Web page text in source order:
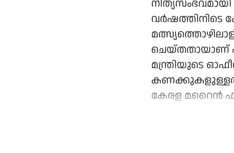
വർഷത്തിനിടെ
ചെയ്തതായാണ്
മന്ത്രിയുടെ
കേരള മറൈൻ